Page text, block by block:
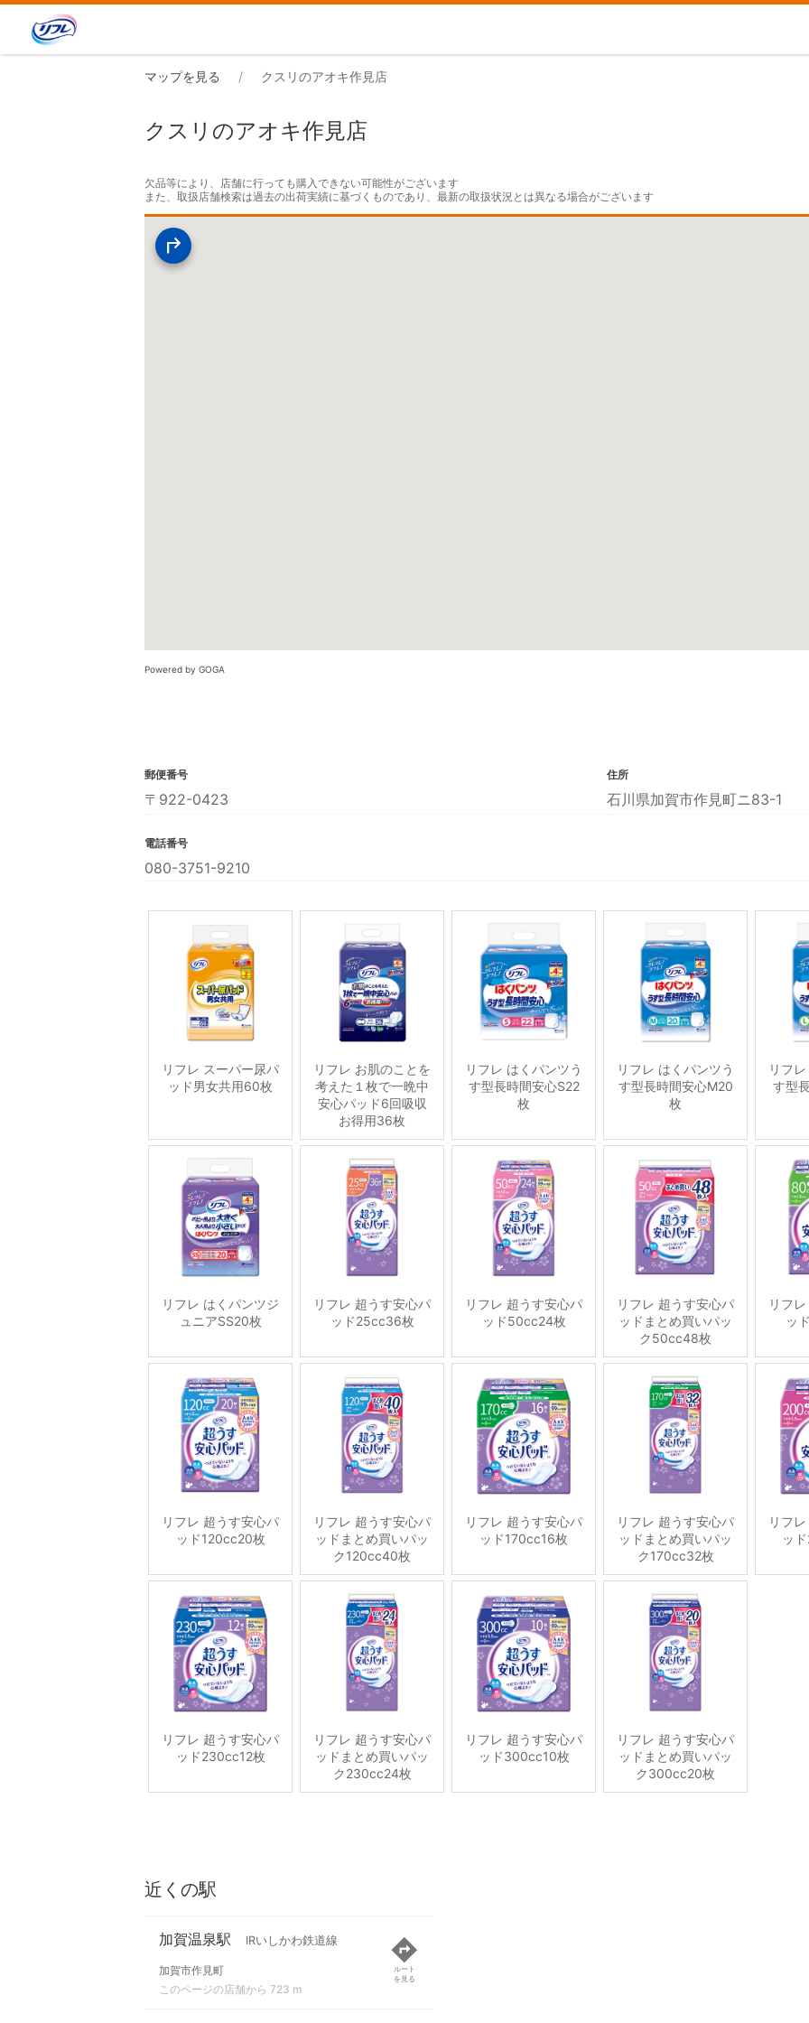
マップを見る クスリのアオキ作見店
クスリのアオキ作見店
欠品等により、店舗に行っても購入できない可能性がございます
また、取扱店舗検索は過去の出荷実績に基づくものであり、最新の取扱状況とは異なる場合がございます
Powered by GOGA
郵便番号
〒922-0423
住所
石川県加賀市作見町ニ83-1
電話番号
080-3751-9210
リフレ スーパー尿パ
ッド男女共用60枚
リフレ お肌のことを
考えた１枚で一晩中
安心パッド6回吸収
お得用36枚
リフレ はくパンツう
す型長時間安心S22
枚
リフレ はくパンツう
す型長時間安心M20
枚
リフ
す型
リフレ はくパンツジ
ュニアSS20枚
リフレ 超うす安心パ
ッド25cc36枚
リフレ 超うす安心パ
ッド50cc24枚
リフレ 超うす安心パ
ッドまとめ買いパッ
ク50cc48枚
リフ
ッ
リフレ 超うす安心パ
ッド120cc20枚
リフレ 超うす安心パ
ッドまとめ買いパッ
ク120cc40枚
リフレ 超うす安心パ
ッド170cc16枚
リフレ 超うす安心パ
ッドまとめ買いパッ
ク170cc32枚
リフ
ッ
リフレ 超うす安心パ
ッド230cc12枚
リフレ 超うす安心パ
ッドまとめ買いパッ
ク230cc24枚
リフレ 超うす安心パ
ッド300cc10枚
リフレ 超うす安心パ
ッドまとめ買いパッ
ク300cc20枚
近くの駅
加賀温泉駅 IRいしかわ鉄道線
加賀市作見町
このページの店舗から 723 m
ルート
を見る